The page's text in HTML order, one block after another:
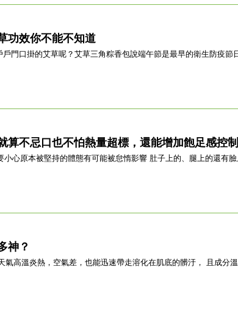
功效你不能不知道
門口掛的艾草呢？艾草三角粽香包說端午節是最早的衛生防疫節
不忌口也不怕熱量超標，還能增加飽足感控制
神？
高溫炎熱，空氣差，也能迅速帶走溶化在肌底的髒汙， 且成分